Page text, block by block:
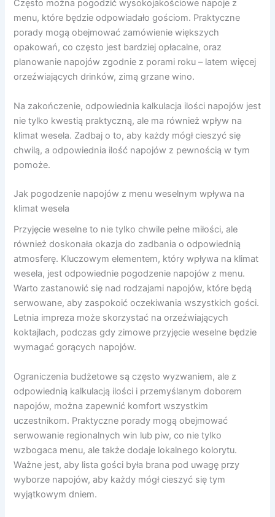
Często można pogodzić wysokojakościowe napoje z
menu, które będzie odpowiadało gościom. Praktyczne
porady mogą obejmować zamówienie większych
opakowań, co często jest bardziej opłacalne, oraz
planowanie napojów zgodnie z porami roku – latem więcej
orzeźwiających drinków, zimą grzane wino.
Na zakończenie, odpowiednia kalkulacja ilości napojów jest
nie tylko kwestią praktyczną, ale ma również wpływ na
klimat wesela. Zadbaj o to, aby każdy mógł cieszyć się
chwilą, a odpowiednia ilość napojów z pewnością w tym
pomoże.
Jak pogodzenie napojów z menu weselnym wpływa na
klimat wesela
Przyjęcie weselne to nie tylko chwile pełne miłości, ale
również doskonała okazja do zadbania o odpowiednią
atmosferę. Kluczowym elementem, który wpływa na klimat
wesela, jest odpowiednie pogodzenie napojów z menu.
Warto zastanowić się nad rodzajami napojów, które będą
serwowane, aby zaspokoić oczekiwania wszystkich gości.
Letnia impreza może skorzystać na orzeźwiających
koktajlach, podczas gdy zimowe przyjęcie weselne będzie
wymagać gorących napojów.
Ograniczenia budżetowe są często wyzwaniem, ale z
odpowiednią kalkulacją ilości i przemyślanym doborem
napojów, można zapewnić komfort wszystkim
uczestnikom. Praktyczne porady mogą obejmować
serwowanie regionalnych win lub piw, co nie tylko
wzbogaca menu, ale także dodaje lokalnego kolorytu.
Ważne jest, aby lista gości była brana pod uwagę przy
wyborze napojów, aby każdy mógł cieszyć się tym
wyjątkowym dniem.